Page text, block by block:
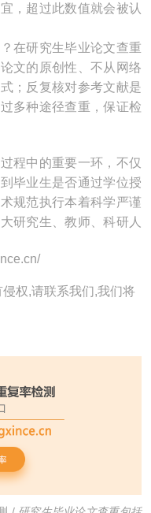
，超过此数值就会被认
在研究生毕业论文查重
文的原创性、不从网络
；反复核对参考文献是
多种途径查重，保证检
程中的重要一环，不仅
毕业生是否通过学位授
规范执行本着科学严谨
研究生、教师、科研人
权,请联系我们,我们将